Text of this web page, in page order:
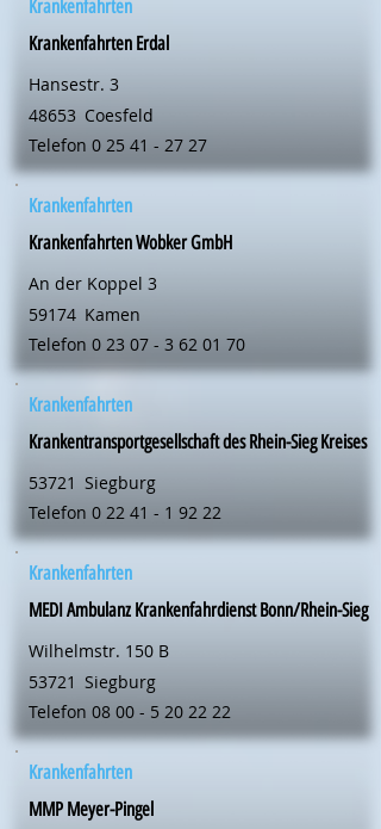
Krankenfahrten
Krankenfahrten Erdal
Hansestr. 3
48653 Coesfeld
Telefon 0 25 41 - 27 27
Krankenfahrten
Krankenfahrten Wobker GmbH
An der Koppel 3
59174 Kamen
Telefon 0 23 07 - 3 62 01 70
Krankenfahrten
Krankentransportgesellschaft des Rhein-Sieg Kreises
53721 Siegburg
Telefon 0 22 41 - 1 92 22
Krankenfahrten
MEDI Ambulanz Krankenfahrdienst Bonn/Rhein-Sieg
Wilhelmstr. 150 B
53721 Siegburg
Telefon 08 00 - 5 20 22 22
Krankenfahrten
MMP Meyer-Pingel